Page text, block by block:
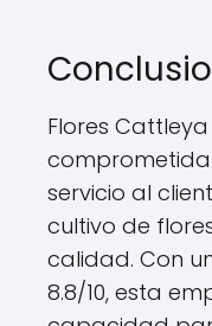
Flores
servicio al
cultivo de
calidad. Con
8.8/10, esta